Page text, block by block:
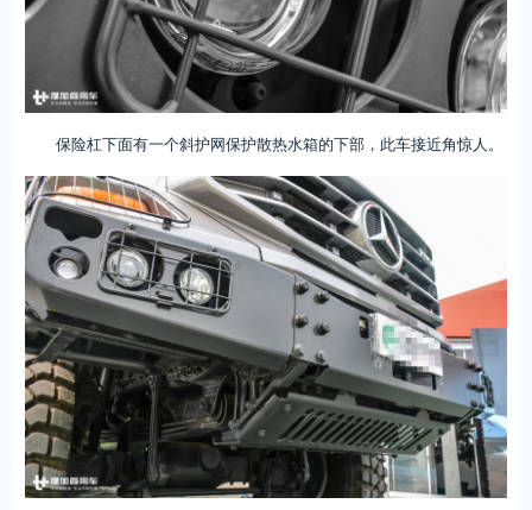
保险杠下面有一个斜护网保护散热水箱的下部，此车接近角惊人。